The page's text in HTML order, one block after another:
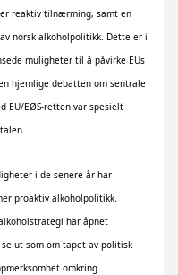
reaktiv tilnærming, samt en
norsk alkoholpolitikk. Dette er i
muligheter til å påvirke EUs
hjemlige debatten om sentrale
EU/EØS-retten var spesielt
i de senere år har
proaktiv alkoholpolitikk.
har åpnet
ut som om tapet av politisk
omkring